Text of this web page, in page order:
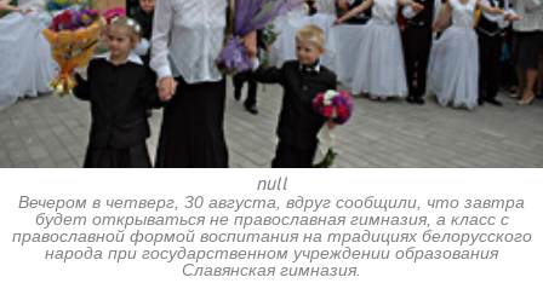
null
Вечером в четверг, 30 августа, вдруг сообщили, что завтра
будет открываться не православная гимназия, а класс с
православной формой воспитания на традициях белорусского
народа при государственном учреждении образования
Славянская гимназия.